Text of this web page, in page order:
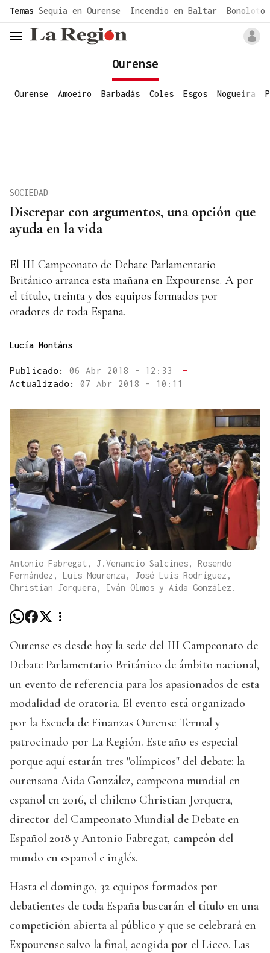
common.go-to-content
Temas Sequía en Ourense Incendio en Baltar Bonoloto
header.menu.open
Ourense
Ourense Amoeiro Barbadás Coles Esgos Nogueira
Discrepar con argumentos, una opción que
ayuda en la vida
SOCIEDAD
El III Campeonato de Debate Parlamentario
Británico arranca esta mañana en Expourense. A por
el título, treinta y dos equipos formados por
oradores de toda España.
Lucía Montáns
Publicado: 06 Abr 2018 - 12:33
—
Actualizado: 07 Abr 2018 - 10:11
Antonio Fabregat, J.Venancio Salcines, Rosendo
Fernández, Luis Mourenza, José Luis Rodríguez,
Christian Jorquera, Iván Olmos y Aida González.
Ourense es desde hoy la sede del III Campeonato de
Debate Parlamentario Británico de ámbito nacional,
un evento de referencia para los apasionados de esta
modalidad de oratoria. El evento está organizado
por la Escuela de Finanzas Ourense Termal y
patrocinado por La Región. Este año es especial
porque aquí estarán tres "olímpicos" del debate: la
ourensana Aida González, campeona mundial en
español en 2016, el chileno Christian Jorquera,
director del Campeonato Mundial de Debate en
Español 2018 y Antonio Fabregat, campeón del
mundo en español e inglés.
Hasta el domingo, 32 equipos formados por
debatientes de toda España buscarán el título en una
competición abierta al público y que se celebrará en
Expourense salvo la final, acogida por el Liceo. Las